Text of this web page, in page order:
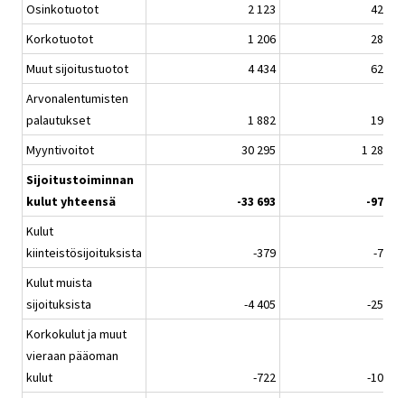
Osinkotuotot
2 123
427
Korkotuotot
1 206
288
Muut sijoitustuotot
4 434
628
Arvonalentumisten
palautukset
1 882
199
Myyntivoitot
30 295
1 287
Sijoitustoiminnan
kulut yhteensä
-33 693
-973
Kulut
kiinteistösijoituksista
-379
-76
Kulut muista
sijoituksista
-4 405
-255
Korkokulut ja muut
vieraan pääoman
kulut
-722
-103